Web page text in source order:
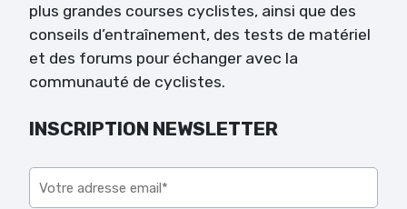
plus grandes courses cyclistes, ainsi que des
conseils d’entraînement, des tests de matériel
et des forums pour échanger avec la
communauté de cyclistes.
INSCRIPTION NEWSLETTER